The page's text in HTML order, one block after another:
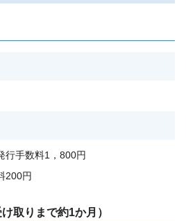
行手数料1，800円
200円
取りまで約1か月）